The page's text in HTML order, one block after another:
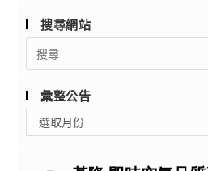
搜尋網站
Search
for:
彙整公告
整
選取月份